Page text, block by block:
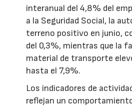
interanual del 4,8% del
a la Seguridad Social, la
terreno positivo en junio,
del 0,3%, mientras que la
material de transporte
hasta el 7,9%.
Los indicadores de
reflejan un